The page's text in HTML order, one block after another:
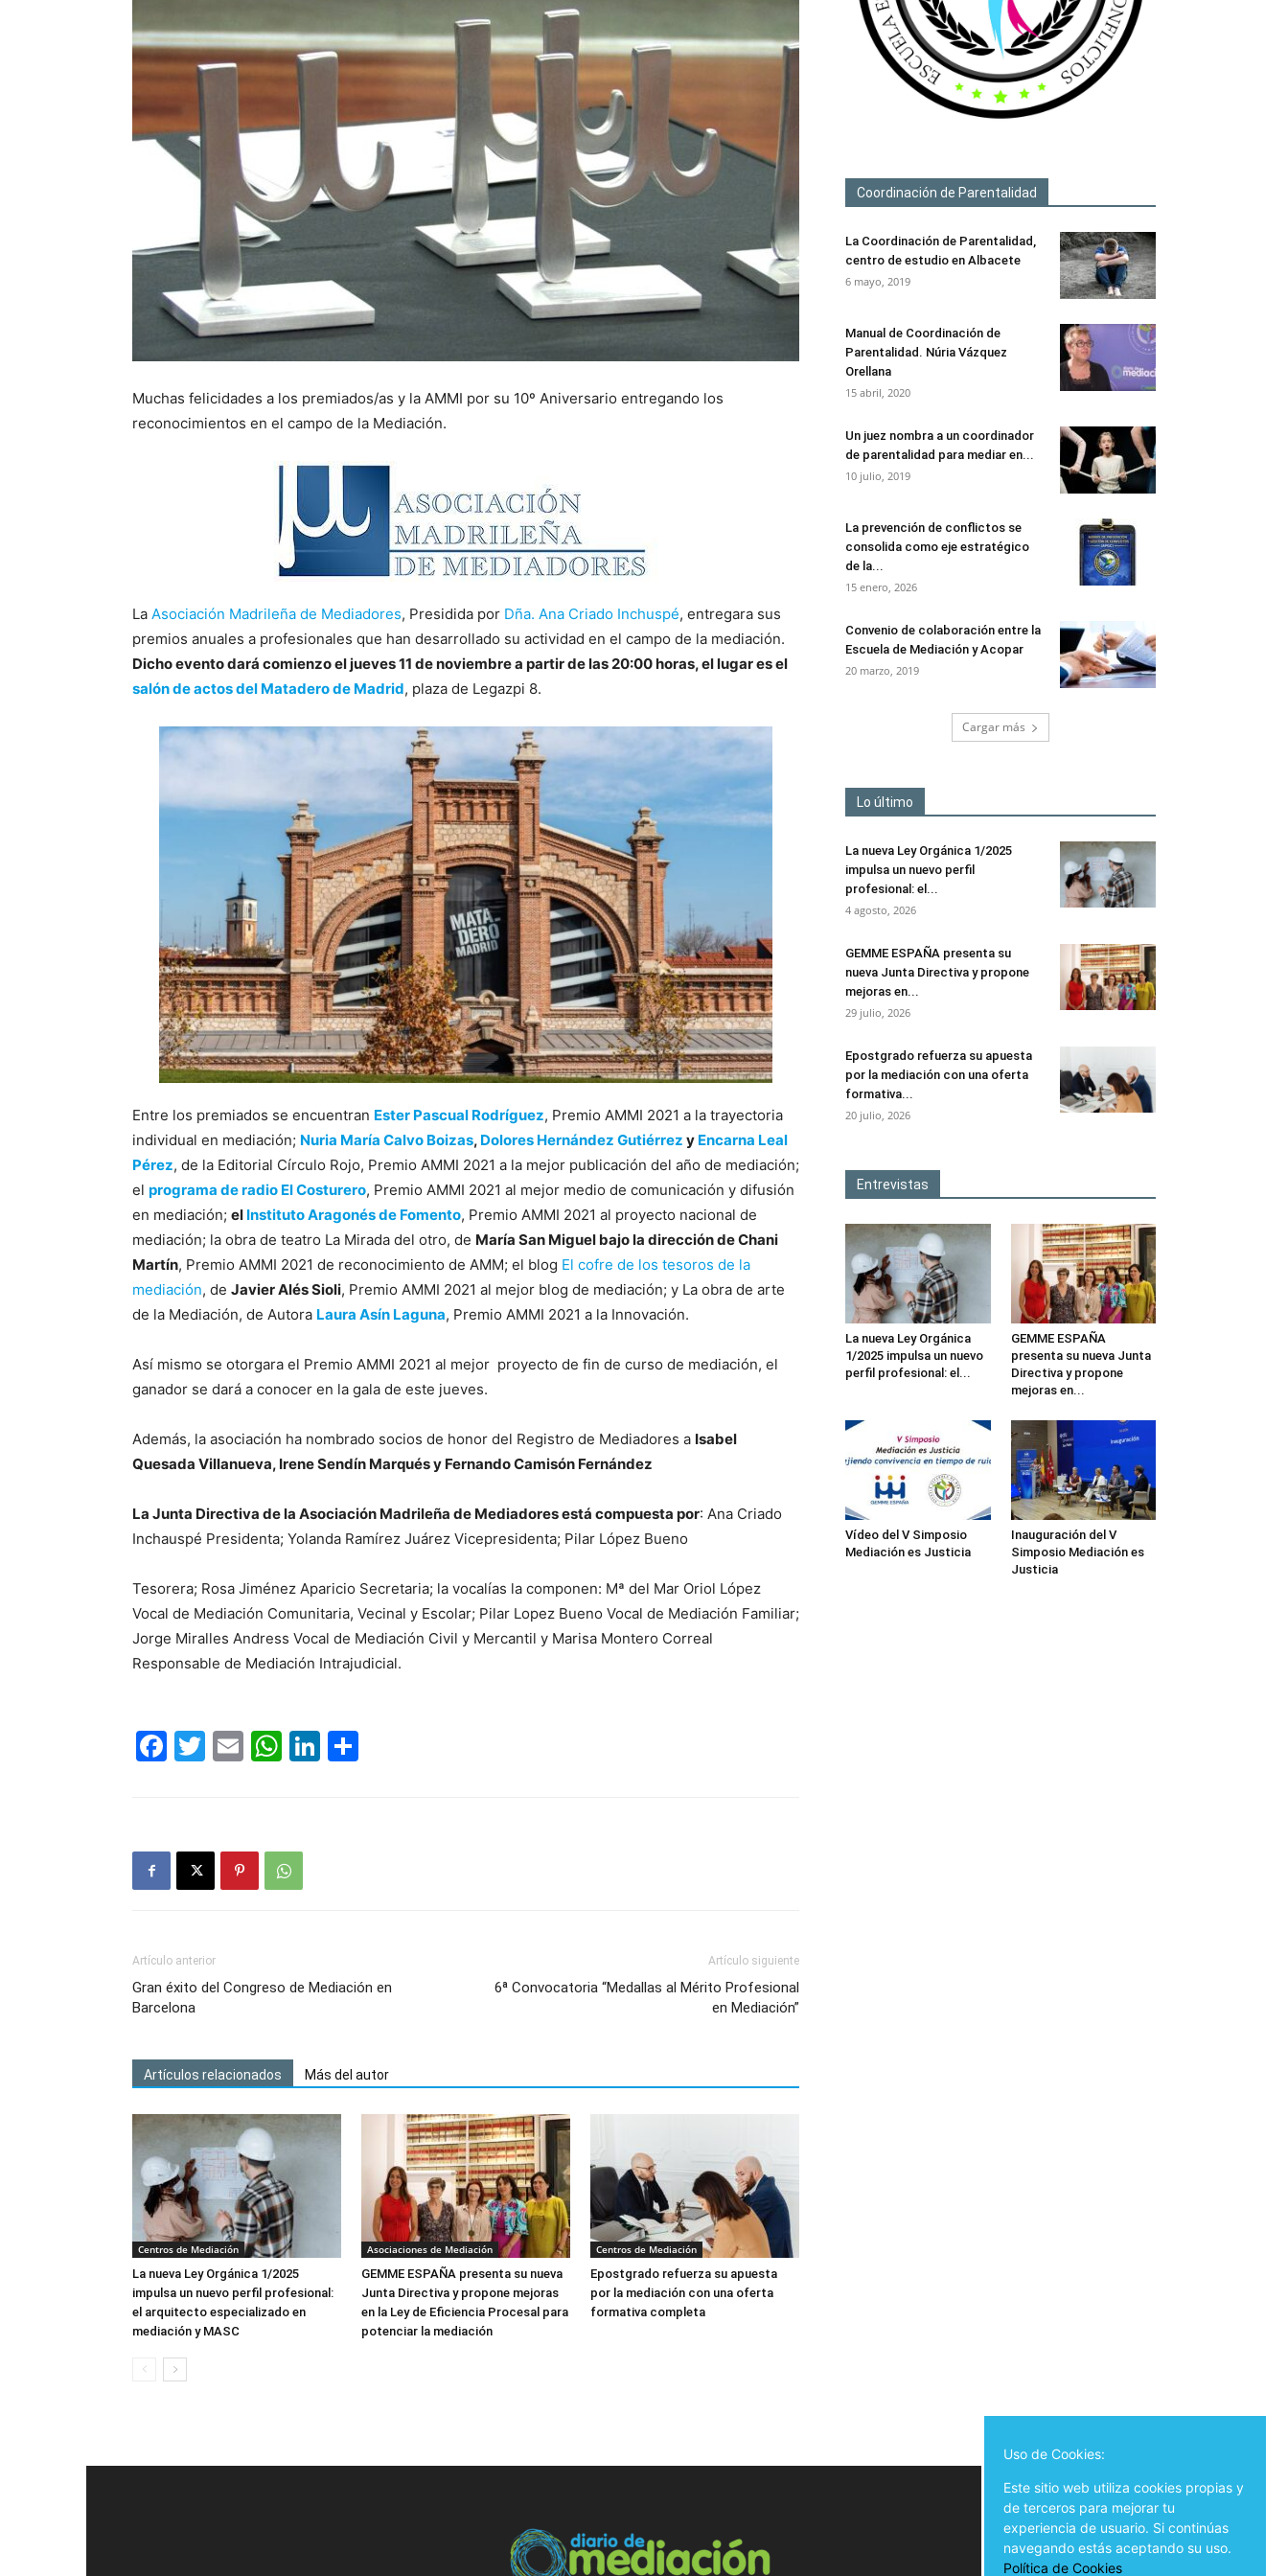
Muchas felicidades a los premiados/as y la AMMI por su 10º Aniversario entregando los
reconocimientos en el campo de la Mediación.
La Asociación Madrileña de Mediadores, Presidida por Dña. Ana Criado Inchuspé, entregara sus
premios anuales a profesionales que han desarrollado su actividad en el campo de la mediación.
Dicho evento dará comienzo el jueves 11 de noviembre a partir de las 20:00 horas, el lugar es el
salón de actos del Matadero de Madrid, plaza de Legazpi 8.
Entre los premiados se encuentran Ester Pascual Rodríguez, Premio AMMI 2021 a la trayectoria
individual en mediación; Nuria María Calvo Boizas, Dolores Hernández Gutiérrez y Encarna Leal
Pérez, de la Editorial Círculo Rojo, Premio AMMI 2021 a la mejor publicación del año de mediación;
el programa de radio El Costurero, Premio AMMI 2021 al mejor medio de comunicación y difusión
en mediación; el Instituto Aragonés de Fomento, Premio AMMI 2021 al proyecto nacional de
mediación; la obra de teatro La Mirada del otro, de María San Miguel bajo la dirección de Chani
Martín, Premio AMMI 2021 de reconocimiento de AMM; el blog El cofre de los tesoros de la
mediación, de Javier Alés Sioli, Premio AMMI 2021 al mejor blog de mediación; y La obra de arte
de la Mediación, de Autora Laura Asín Laguna, Premio AMMI 2021 a la Innovación.
Así mismo se otorgara el Premio AMMI 2021 al mejor proyecto de fin de curso de mediación, el
ganador se dará a conocer en la gala de este jueves.
Además, la asociación ha nombrado socios de honor del Registro de Mediadores a Isabel
Quesada Villanueva, Irene Sendín Marqués y Fernando Camisón Fernández
La Junta Directiva de la Asociación Madrileña de Mediadores está compuesta por: Ana Criado
Inchauspé Presidenta; Yolanda Ramírez Juárez Vicepresidenta; Pilar López Bueno
Tesorera; Rosa Jiménez Aparicio Secretaria; la vocalías la componen: Mª del Mar Oriol López
Vocal de Mediación Comunitaria, Vecinal y Escolar; Pilar Lopez Bueno Vocal de Mediación Familiar;
Jorge Miralles Andress Vocal de Mediación Civil y Mercantil y Marisa Montero Correal
Responsable de Mediación Intrajudicial.
Facebook
Twitter
EmailWhatsApp
LinkedIn
Artículo anterior
Gran éxito del Congreso de Mediación en
Barcelona
Artículo siguiente
6ª Convocatoria “Medallas al Mérito Profesional
en Mediación”
Artículos relacionados Más del autor
Centros de Mediación
La nueva Ley Orgánica 1/2025
impulsa un nuevo perfil profesional:
el arquitecto especializado en
mediación y MASC
Asociaciones de Mediación
GEMME ESPAÑA presenta su nueva
Junta Directiva y propone mejoras
en la Ley de Eficiencia Procesal para
potenciar la mediación
Centros de Mediación
Epostgrado refuerza su apuesta
por la mediación con una oferta
formativa completa
Coordinación de Parentalidad
La Coordinación de Parentalidad,
centro de estudio en Albacete
6 mayo, 2019
Manual de Coordinación de
Parentalidad. Núria Vázquez
Orellana
15 abril, 2020
Un juez nombra a un coordinador
de parentalidad para mediar en...
10 julio, 2019
La prevención de conflictos se
consolida como eje estratégico
de la...
15 enero, 2026
Convenio de colaboración entre la
Escuela de Mediación y Acopar
20 marzo, 2019
Cargar más
Lo último
La nueva Ley Orgánica 1/2025
impulsa un nuevo perfil
profesional: el...
4 agosto, 2026
GEMME ESPAÑA presenta su
nueva Junta Directiva y propone
mejoras en...
29 julio, 2026
Epostgrado refuerza su apuesta
por la mediación con una oferta
formativa...
20 julio, 2026
Entrevistas
La nueva Ley Orgánica
1/2025 impulsa un nuevo
perfil profesional: el...
GEMME ESPAÑA
presenta su nueva Junta
Directiva y propone
mejoras en...
Vídeo del V Simposio
Mediación es Justicia
Inauguración del V
Simposio Mediación es
Justicia
Uso de Cookies:
Este sitio web utiliza cookies propias y
de terceros para mejorar tu
experiencia de usuario. Si continúas
navegando estás aceptando su uso.
Política de Cookies